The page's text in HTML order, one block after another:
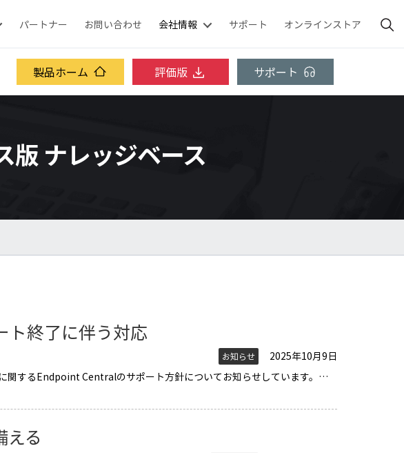
パートナー お問い合わせ 会社情報 サポート オンラインストア
製品ホーム 評価版 サポート
ナレッジベース
終了に伴う対応
お知らせ
2025年10月9日
関するEndpoint Centralのサポート方針についてお知らせしています。…
る